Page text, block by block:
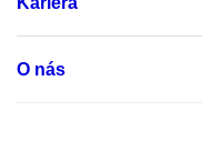
O nás